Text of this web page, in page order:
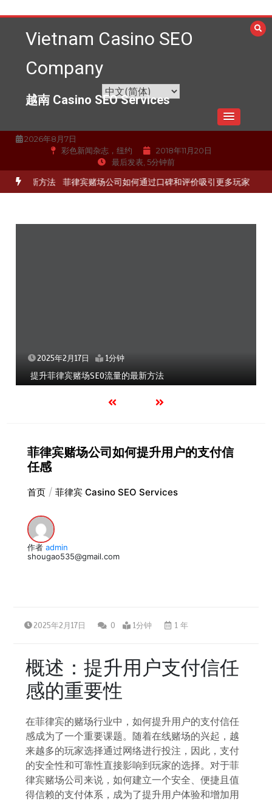
至
Vietnam Casino SEO
Company
越南 Casino SEO Services
2026年8月7日
彩色新闻杂志，纽约
2018年11月20日
最后发表, 5分钟前
最新方法 菲律宾赌场公司如何通过口碑和评价吸引更多玩家 为赌
2025年2月17日 1分钟
提升菲律宾赌场SEO流量的最新方法
菲律宾赌场公司如何提升用户的支付信
任感
首页 菲律宾 Casino SEO Services
作者 admin
shougao535@gmail.com
2025年2月17日 0 1分钟 1 年
概述：提升用户支付信任
感的重要性
在菲律宾的赌场行业中，如何提升用户的支付信任
感成为了一个重要课题。随着在线赌场的兴起，越
来越多的玩家选择通过网络进行投注，因此，支付
的安全性和可靠性直接影响到玩家的选择。对于菲
律宾赌场公司来说，如何建立一个安全、便捷且值
得信赖的支付体系，成为了提升用户体验和增加用